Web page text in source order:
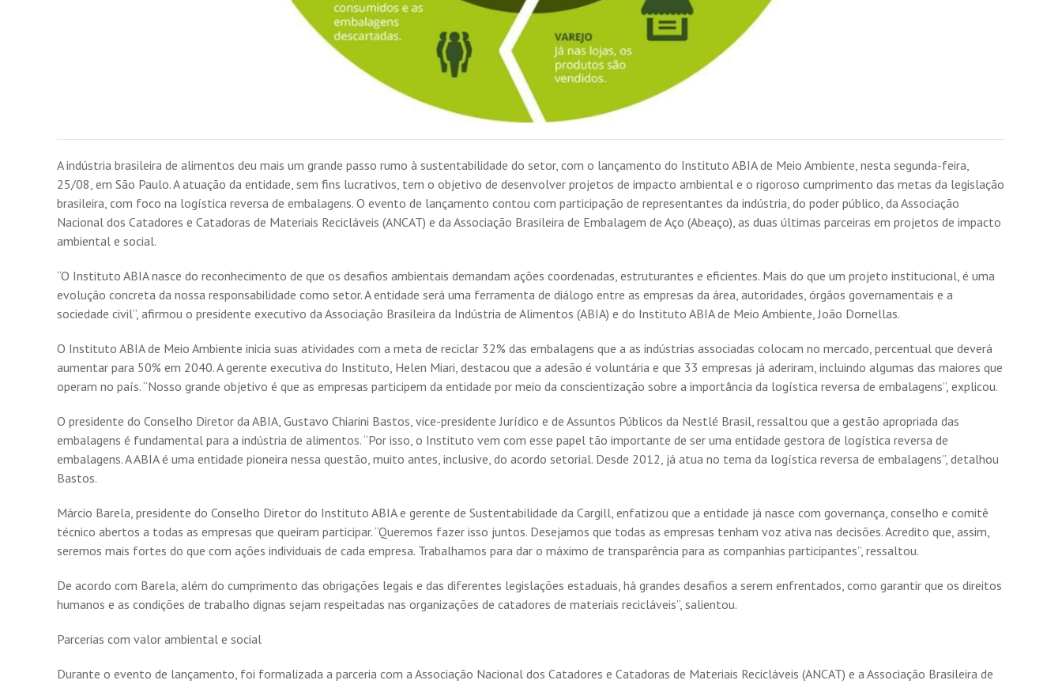
A indústria brasileira de alimentos deu mais um grande passo rumo à sustentabilidade do setor, com o lançamento do Instituto ABIA de Meio Ambiente, nesta segunda-feira,
25/08, em São Paulo. A atuação da entidade, sem fins lucrativos, tem o objetivo de desenvolver projetos de impacto ambiental e o rigoroso cumprimento das metas da legislação
brasileira, com foco na logística reversa de embalagens. O evento de lançamento contou com participação de representantes da indústria, do poder público, da Associação
Nacional dos Catadores e Catadoras de Materiais Recicláveis (ANCAT) e da Associação Brasileira de Embalagem de Aço (Abeaço), as duas últimas parceiras em projetos de impacto
ambiental e social.
“O Instituto ABIA nasce do reconhecimento de que os desafios ambientais demandam ações coordenadas, estruturantes e eficientes. Mais do que um projeto institucional, é uma
evolução concreta da nossa responsabilidade como setor. A entidade será uma ferramenta de diálogo entre as empresas da área, autoridades, órgãos governamentais e a
sociedade civil”, afirmou o presidente executivo da Associação Brasileira da Indústria de Alimentos (ABIA) e do Instituto ABIA de Meio Ambiente, João Dornellas.
O Instituto ABIA de Meio Ambiente inicia suas atividades com a meta de reciclar 32% das embalagens que a as indústrias associadas colocam no mercado, percentual que deverá
aumentar para 50% em 2040. A gerente executiva do Instituto, Helen Miari, destacou que a adesão é voluntária e que 33 empresas já aderiram, incluindo algumas das maiores que
operam no país. “Nosso grande objetivo é que as empresas participem da entidade por meio da conscientização sobre a importância da logística reversa de embalagens”, explicou.
O presidente do Conselho Diretor da ABIA, Gustavo Chiarini Bastos, vice-presidente Jurídico e de Assuntos Públicos da Nestlé Brasil, ressaltou que a gestão apropriada das
embalagens é fundamental para a indústria de alimentos. “Por isso, o Instituto vem com esse papel tão importante de ser uma entidade gestora de logística reversa de
embalagens. A ABIA é uma entidade pioneira nessa questão, muito antes, inclusive, do acordo setorial. Desde 2012, já atua no tema da logística reversa de embalagens”, detalhou
Bastos.
Márcio Barela, presidente do Conselho Diretor do Instituto ABIA e gerente de Sustentabilidade da Cargill, enfatizou que a entidade já nasce com governança, conselho e comitê
técnico abertos a todas as empresas que queiram participar. “Queremos fazer isso juntos. Desejamos que todas as empresas tenham voz ativa nas decisões. Acredito que, assim,
seremos mais fortes do que com ações individuais de cada empresa. Trabalhamos para dar o máximo de transparência para as companhias participantes”, ressaltou.
De acordo com Barela, além do cumprimento das obrigações legais e das diferentes legislações estaduais, há grandes desafios a serem enfrentados, como garantir que os direitos
humanos e as condições de trabalho dignas sejam respeitadas nas organizações de catadores de materiais recicláveis”, salientou.
Parcerias com valor ambiental e social
Durante o evento de lançamento, foi formalizada a parceria com a Associação Nacional dos Catadores e Catadoras de Materiais Recicláveis (ANCAT) e a Associação Brasileira de